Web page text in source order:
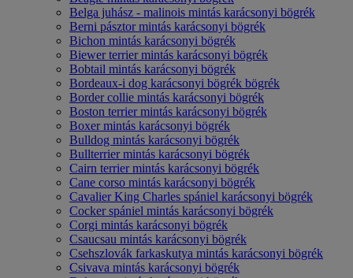
Belga juhász - malinois mintás karácsonyi bögrék
Berni pásztor mintás karácsonyi bögrék
Bichon mintás karácsonyi bögrék
Biewer terrier mintás karácsonyi bögrék
Bobtail mintás karácsonyi bögrék
Bordeaux-i dog karácsonyi bögrék bögrék
Border collie mintás karácsonyi bögrék
Boston terrier mintás karácsonyi bögrék
Boxer mintás karácsonyi bögrék
Bulldog mintás karácsonyi bögrék
Bullterrier mintás karácsonyi bögrék
Cairn terrier mintás karácsonyi bögrék
Cane corso mintás karácsonyi bögrék
Cavalier King Charles spániel karácsonyi bögrék
Cocker spániel mintás karácsonyi bögrék
Corgi mintás karácsonyi bögrék
Csaucsau mintás karácsonyi bögrék
Csehszlovák farkaskutya mintás karácsonyi bögrék
Csivava mintás karácsonyi bögrék